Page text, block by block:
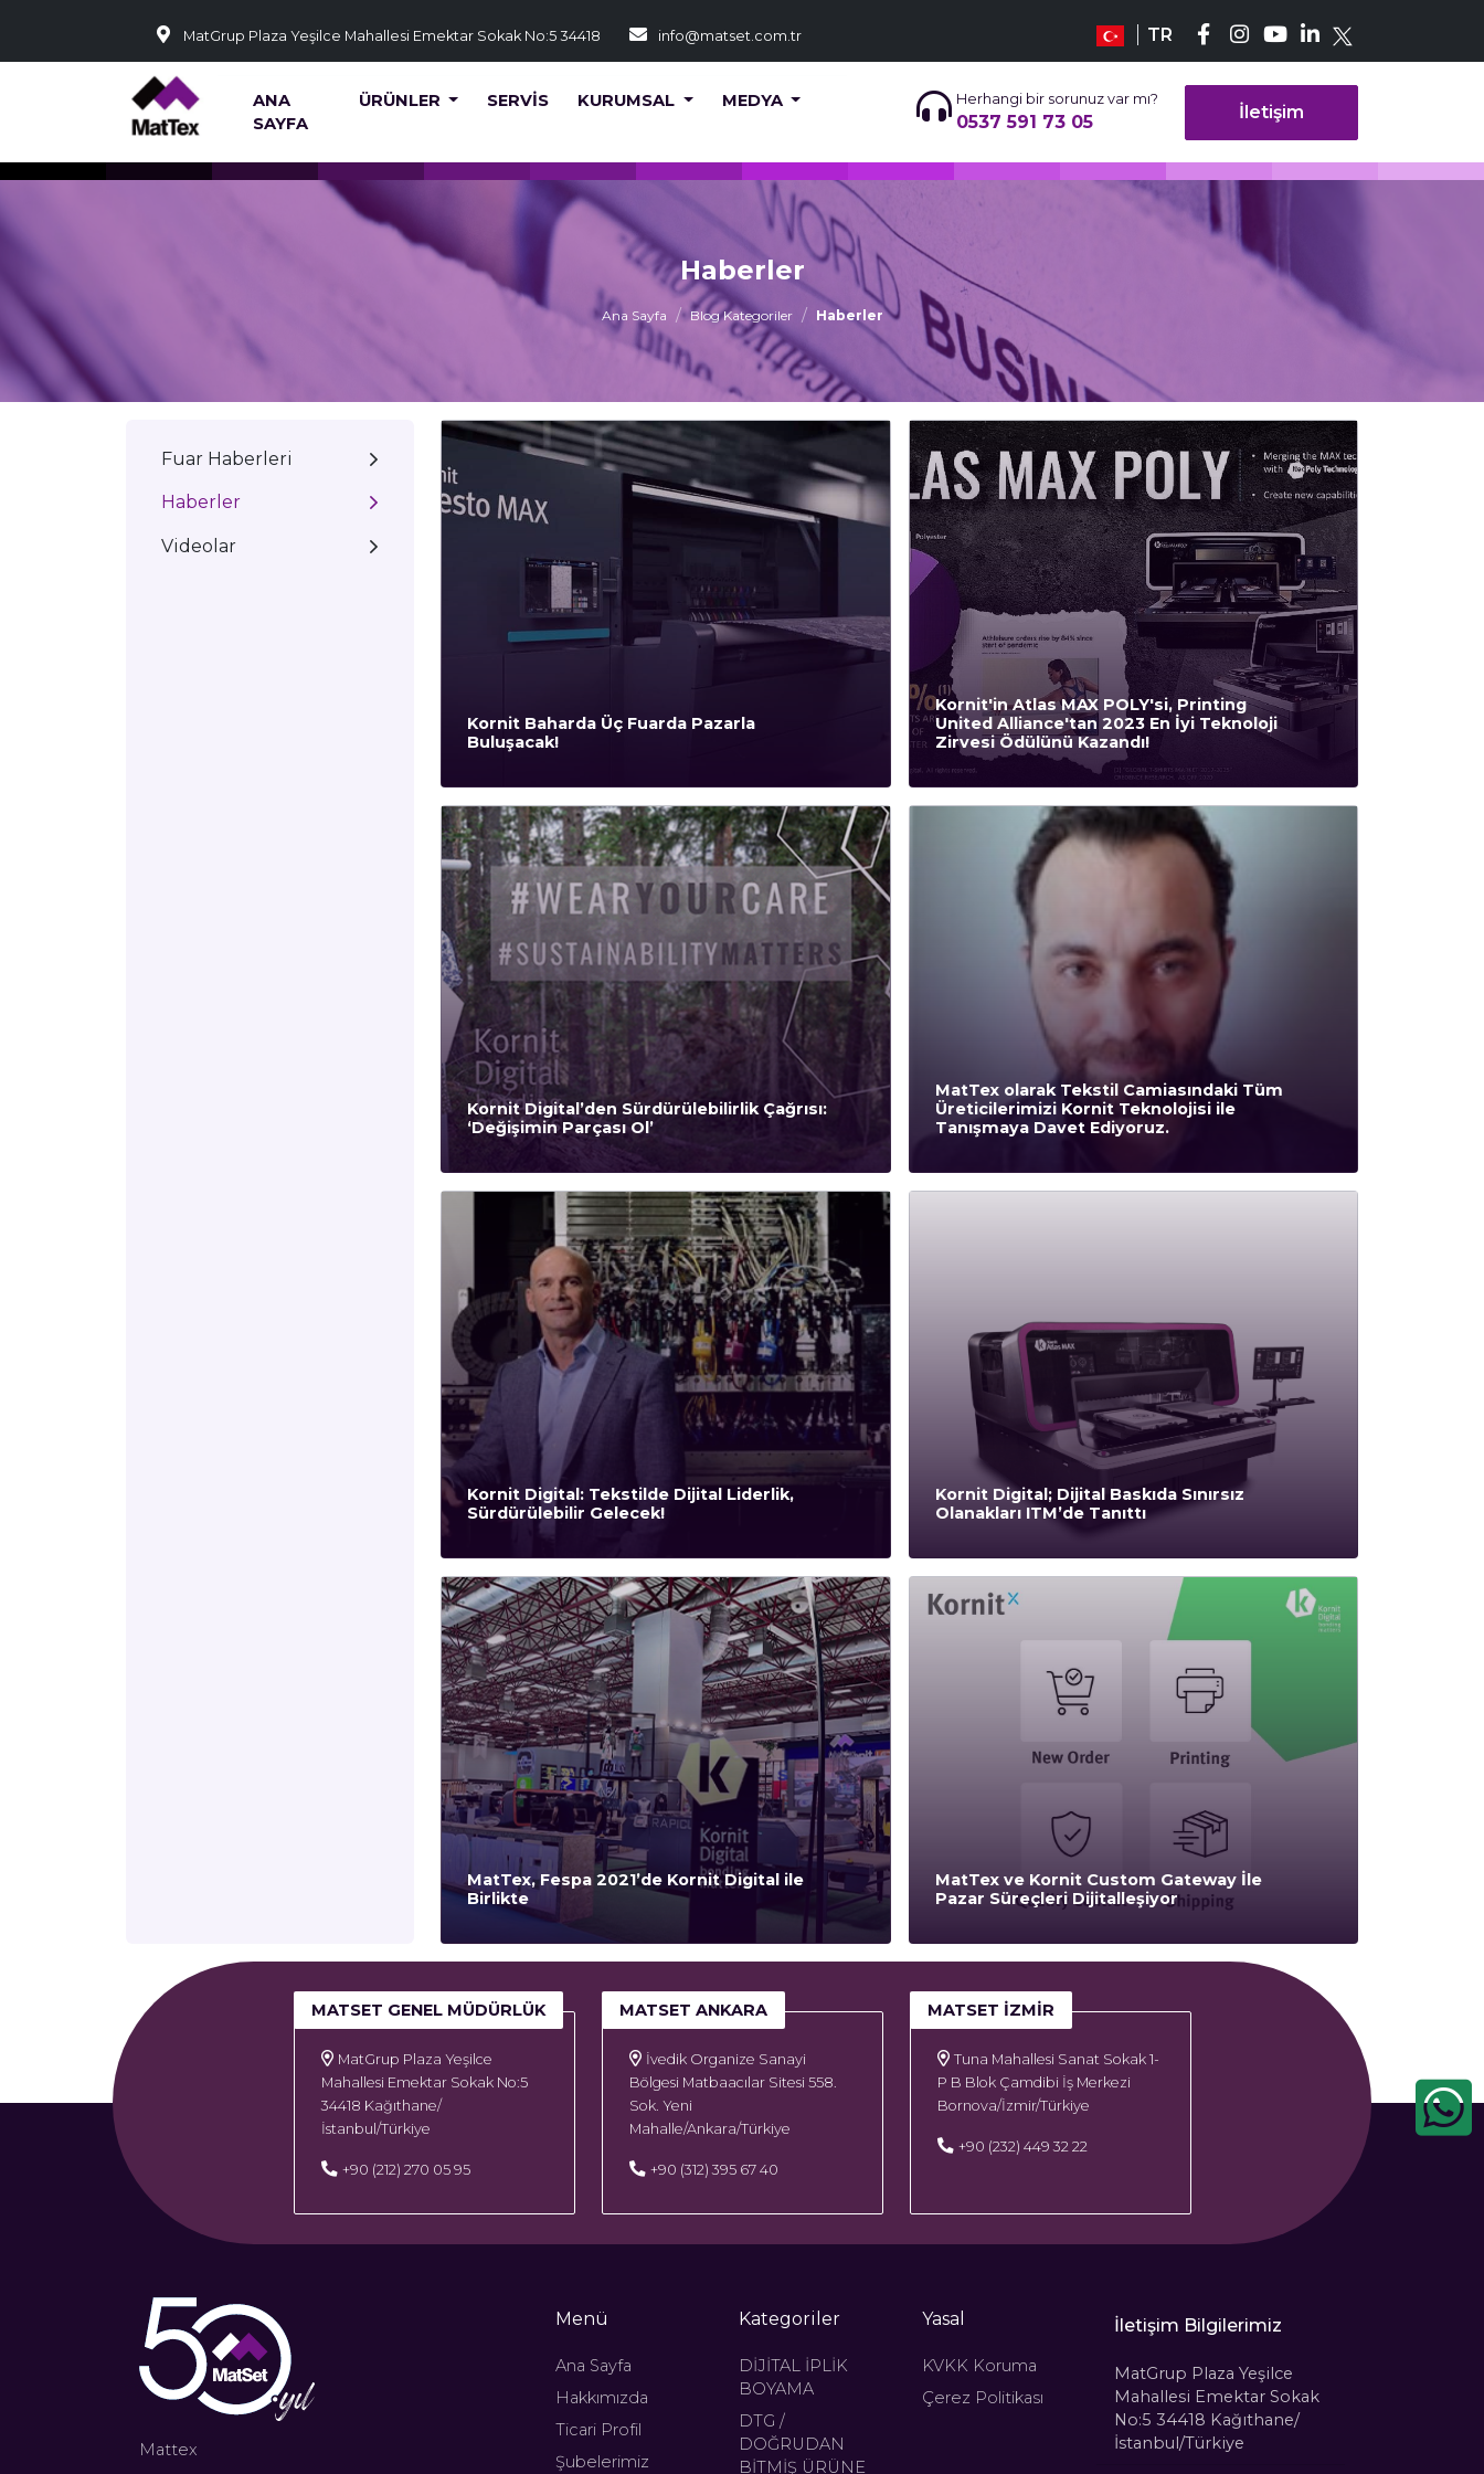
MatGrup Plaza Yeşilce Mahallesi Emektar Sokak No:5 34418 info@matset.com.tr TR
ANA
SAYFA
ÜRÜNLER SERVİS KURUMSAL MEDYA Herhangi bir sorunuz var mı?
0537 591 73 05 İletişim
Haberler
Ana Sayfa Blog Kategoriler Haberler
Fuar Haberleri
Haberler
Videolar
Kornit Baharda Üç Fuarda Pazarla
Buluşacak!
Kornit'in Atlas MAX POLY'si, Printing
United Alliance'tan 2023 En İyi Teknoloji
Zirvesi Ödülünü Kazandı!
Kornit Digital’den Sürdürülebilirlik Çağrısı:
‘Değişimin Parçası Ol’
MatTex olarak Tekstil Camiasındaki Tüm
Üreticilerimizi Kornit Teknolojisi ile
Tanışmaya Davet Ediyoruz.
Kornit Digital: Tekstilde Dijital Liderlik,
Sürdürülebilir Gelecek!
Kornit Digital; Dijital Baskıda Sınırsız
Olanakları ITM’de Tanıttı
MatTex, Fespa 2021’de Kornit Digital ile
Birlikte
MatTex ve Kornit Custom Gateway İle
Pazar Süreçleri Dijitalleşiyor
MATSET GENEL MÜDÜRLÜK
MatGrup Plaza Yeşilce
Mahallesi Emektar Sokak No:5
34418 Kağıthane/
İstanbul/Türkiye
+90 (212) 270 05 95
MATSET ANKARA
İvedik Organize Sanayi
Bölgesi Matbaacılar Sitesi 558.
Sok. Yeni
Mahalle/Ankara/Türkiye
+90 (312) 395 67 40
MATSET İZMIR
Tuna Mahallesi Sanat Sokak 1-
P B Blok Çamdibi İş Merkezi
Bornova/İzmir/Türkiye
+90 (232) 449 32 22
Mattex
Menü
Ana Sayfa
Hakkımızda
Ticari Profil
Şubelerimiz
Kategoriler
DİJİTAL İPLİK
BOYAMA
DTG /
DOĞRUDAN
BİTMİŞ ÜRÜNE
Yasal
KVKK Koruma
Çerez Politikası
İletişim Bilgilerimiz
MatGrup Plaza Yeşilce
Mahallesi Emektar Sokak
No:5 34418 Kağıthane/
İstanbul/Türkiye